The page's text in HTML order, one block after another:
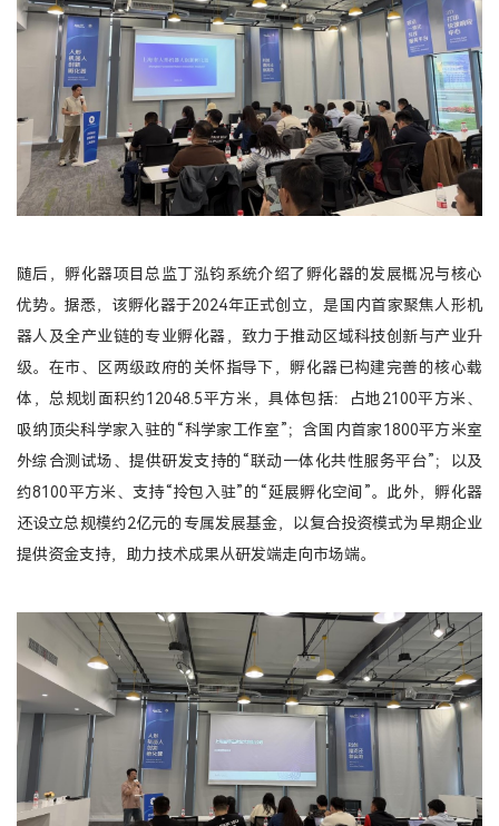
随后，孵化器项目总监丁泓钧系统介绍了孵化器的发展概况与核心
优势。据悉，该孵化器于2024年正式创立，是国内首家聚焦人形机
器人及全产业链的专业孵化器，致力于推动区域科技创新与产业升
级。在市、区两级政府的关怀指导下，孵化器已构建完善的核心载
体，总规划面积约12048.5平方米，具体包括：占地2100平方米、
吸纳顶尖科学家入驻的“科学家工作室”；含国内首家1800平方米室
外综合测试场、提供研发支持的“联动一体化共性服务平台”；以及
约8100平方米、支持“拎包入驻”的“延展孵化空间”。此外，孵化器
还设立总规模约2亿元的专属发展基金，以复合投资模式为早期企业
提供资金支持，助力技术成果从研发端走向市场端。